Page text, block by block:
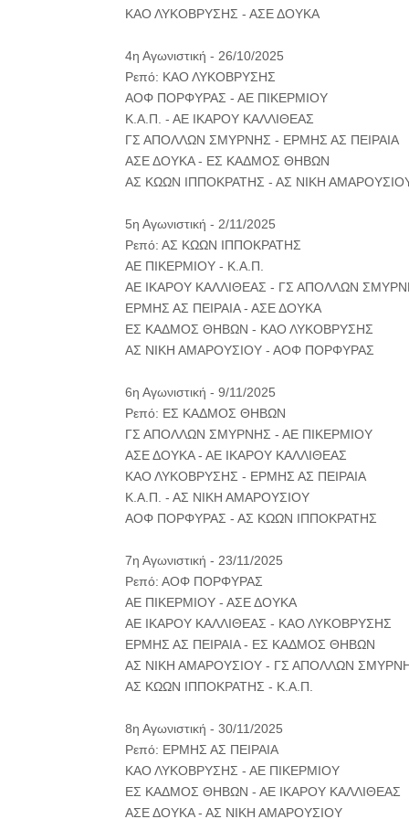
ΚΑΟ ΛΥΚΟΒΡΥΣΗΣ - ΑΣΕ ΔΟΥΚΑ
4η Αγωνιστική - 26/10/2025
Ρεπό: ΚΑΟ ΛΥΚΟΒΡΥΣΗΣ
ΑΟΦ ΠΟΡΦΥΡΑΣ - ΑΕ ΠΙΚΕΡΜΙΟΥ
Κ.Α.Π. - ΑΕ ΙΚΑΡΟΥ ΚΑΛΛΙΘΕΑΣ
ΓΣ ΑΠΟΛΛΩΝ ΣΜΥΡΝΗΣ - ΕΡΜΗΣ ΑΣ ΠΕΙΡΑΙΑ
ΑΣΕ ΔΟΥΚΑ - ΕΣ ΚΑΔΜΟΣ ΘΗΒΩΝ
ΑΣ ΚΩΩΝ ΙΠΠΟΚΡΑΤΗΣ - ΑΣ ΝΙΚΗ
5η Αγωνιστική - 2/11/2025
Ρεπό: ΑΣ ΚΩΩΝ ΙΠΠΟΚΡΑΤΗΣ
ΑΕ ΠΙΚΕΡΜΙΟΥ - Κ.Α.Π.
ΑΕ ΙΚΑΡΟΥ ΚΑΛΛΙΘΕΑΣ - ΓΣ ΑΠΟΛΛΩΝ
ΕΡΜΗΣ ΑΣ ΠΕΙΡΑΙΑ - ΑΣΕ ΔΟΥΚΑ
ΕΣ ΚΑΔΜΟΣ ΘΗΒΩΝ - ΚΑΟ ΛΥΚΟΒΡΥΣΗΣ
ΑΣ ΝΙΚΗ ΑΜΑΡΟΥΣΙΟΥ - ΑΟΦ ΠΟΡΦΥΡΑΣ
6η Αγωνιστική - 9/11/2025
Ρεπό: ΕΣ ΚΑΔΜΟΣ ΘΗΒΩΝ
ΓΣ ΑΠΟΛΛΩΝ ΣΜΥΡΝΗΣ - ΑΕ ΠΙΚΕΡΜΙΟΥ
ΑΣΕ ΔΟΥΚΑ - ΑΕ ΙΚΑΡΟΥ ΚΑΛΛΙΘΕΑΣ
ΚΑΟ ΛΥΚΟΒΡΥΣΗΣ - ΕΡΜΗΣ ΑΣ ΠΕΙΡΑΙΑ
Κ.Α.Π. - ΑΣ ΝΙΚΗ ΑΜΑΡΟΥΣΙΟΥ
ΑΟΦ ΠΟΡΦΥΡΑΣ - ΑΣ ΚΩΩΝ ΙΠΠΟΚΡΑΤΗΣ
7η Αγωνιστική - 23/11/2025
Ρεπό: ΑΟΦ ΠΟΡΦΥΡΑΣ
ΑΕ ΠΙΚΕΡΜΙΟΥ - ΑΣΕ ΔΟΥΚΑ
ΑΕ ΙΚΑΡΟΥ ΚΑΛΛΙΘΕΑΣ - ΚΑΟ ΛΥΚΟΒΡΥΣΗΣ
ΕΡΜΗΣ ΑΣ ΠΕΙΡΑΙΑ - ΕΣ ΚΑΔΜΟΣ ΘΗΒΩΝ
ΑΣ ΝΙΚΗ ΑΜΑΡΟΥΣΙΟΥ - ΓΣ ΑΠΟΛΛΩΝ
ΑΣ ΚΩΩΝ ΙΠΠΟΚΡΑΤΗΣ - Κ.Α.Π.
8η Αγωνιστική - 30/11/2025
Ρεπό: ΕΡΜΗΣ ΑΣ ΠΕΙΡΑΙΑ
ΚΑΟ ΛΥΚΟΒΡΥΣΗΣ - ΑΕ ΠΙΚΕΡΜΙΟΥ
ΕΣ ΚΑΔΜΟΣ ΘΗΒΩΝ - ΑΕ ΙΚΑΡΟΥ ΚΑΛΛΙΘΕΑΣ
ΑΣΕ ΔΟΥΚΑ - ΑΣ ΝΙΚΗ ΑΜΑΡΟΥΣΙΟΥ